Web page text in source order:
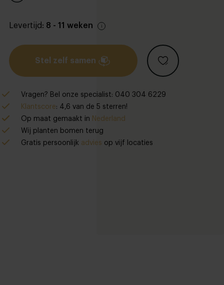
Levertijd: 8 - 11 weken
Stel zelf samen
Vragen? Bel onze specialist: 040 304 6229
Klantscore: 4,6 van de 5 sterren!
Op maat gemaakt in Nederland
Wij planten bomen terug
Gratis persoonlijk advies op vijf locaties